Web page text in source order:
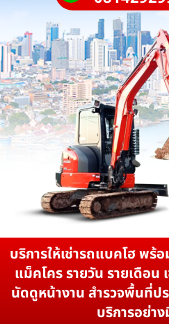
บริการให้เช่ารถแบคโฮ พร้
แม็คโคร รายวัน รายเดือน
นัดดูหน้างาน สำรวจพื้นที่ปร
บริการอย่า